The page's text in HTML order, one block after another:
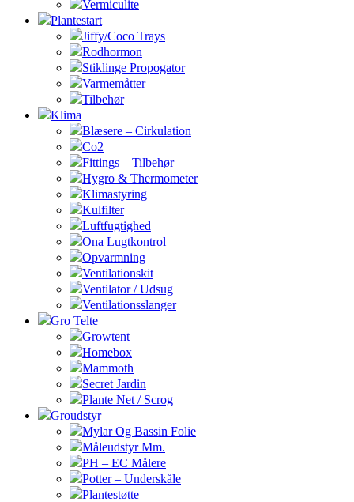
Vermiculite
Plantestart
Jiffy/Coco Trays
Rodhormon
Stiklinge Propogator
Varmemåtter
Tilbehør
Klima
Blæsere – Cirkulation
Co2
Fittings – Tilbehør
Hygro & Thermometer
Klimastyring
Kulfilter
Luftfugtighed
Ona Lugtkontrol
Opvarmning
Ventilationskit
Ventilator / Udsug
Ventilationsslanger
Gro Telte
Growtent
Homebox
Mammoth
Secret Jardin
Plante Net / Scrog
Groudstyr
Mylar Og Bassin Folie
Måleudstyr Mm.
PH – EC Målere
Potter – Underskåle
Plantestøtte